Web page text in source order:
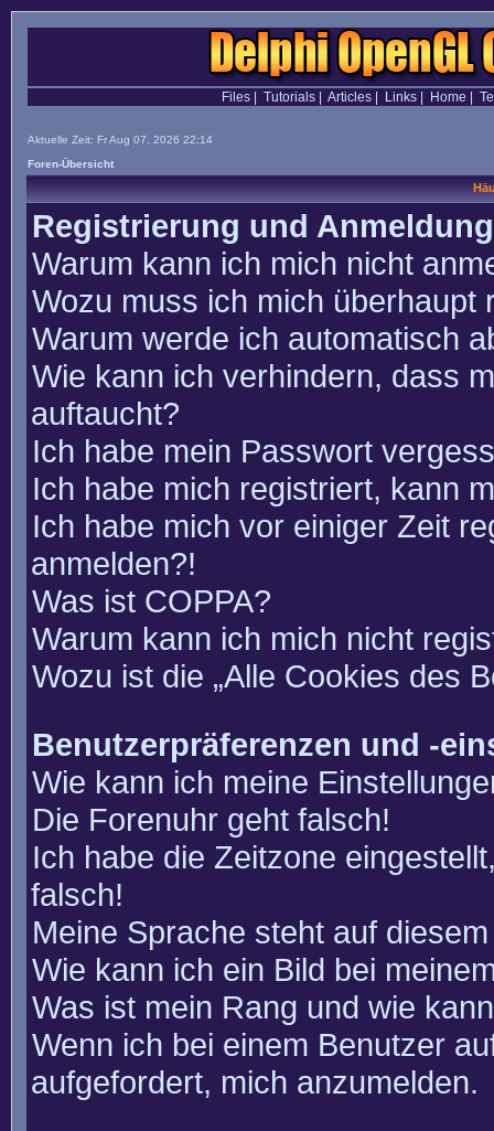
Files| Tutorials| Articles| Links| Home
Aktuelle Zeit: Fr Aug 07, 2026 22:14
Foren-Übersicht
Registrierung und Anmeldung
Warum kann ich mich nicht
Wozu muss ich mich überhaupt
Warum werde ich automatisch
Wie kann ich verhindern, dass
auftaucht?
Ich habe mein Passwort
Ich habe mich registriert, kann
Ich habe mich vor einiger Zeit
anmelden?!
Was ist COPPA?
Warum kann ich mich nicht
Wozu ist die „Alle Cookies des
Benutzerpräferenzen und -
Wie kann ich meine
Die Forenuhr geht falsch!
Ich habe die Zeitzone
falsch!
Meine Sprache steht auf
Wie kann ich ein Bild bei
Was ist mein Rang und wie
Wenn ich bei einem Benutzer
aufgefordert, mich anzumelden.